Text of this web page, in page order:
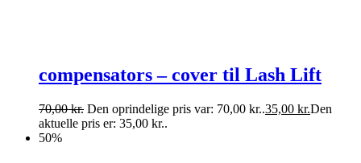
compensators – cover til Lash Lift
70,00kr. Den oprindelige pris var: 70,00 kr..35,00 kr.Den
aktuelle pris er: 35,00 kr..
50%